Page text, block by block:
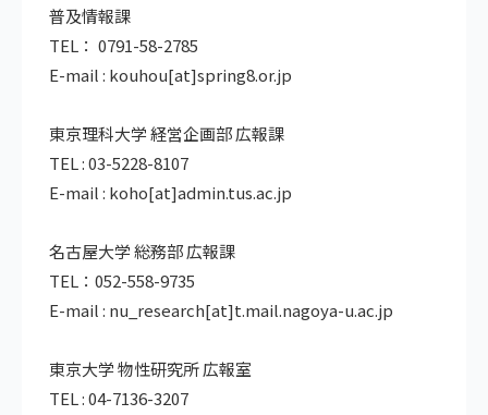
普及情報課
TEL： 0791-58-2785
E-mail : kouhou[at]spring8.or.jp
東京理科大学 経営企画部 広報課
TEL : 03-5228-8107
E-mail : koho[at]admin.tus.ac.jp
名古屋大学 総務部 広報課
TEL：052-558-9735
E-mail : nu_research[at]t.mail.nagoya-u.ac.jp
東京大学 物性研究所 広報室
TEL : 04-7136-3207